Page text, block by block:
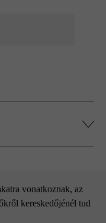
vonatkoznak, az
kereskedőjénél tud